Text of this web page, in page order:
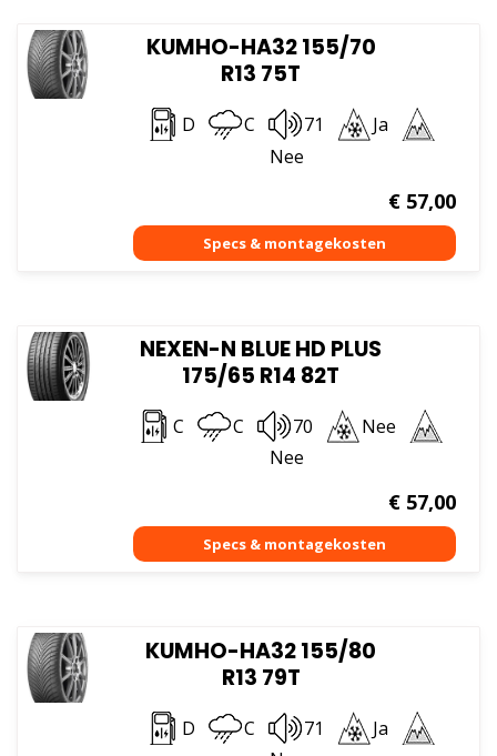
KUMHO-HA32 155/70
R13 75T
D C 71
Ja
Nee
€57,00
NEXEN-N BLUE HD PLUS
175/65 R14 82T
C C 70
Nee
Nee
€57,00
KUMHO-HA32 155/80
R13 79T
D C 71
Ja